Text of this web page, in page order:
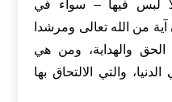
لا لبس فيها – سواء في
من الله تعالى ومرشدا
والهداية، ومن هي
والتي الالتحاق بها